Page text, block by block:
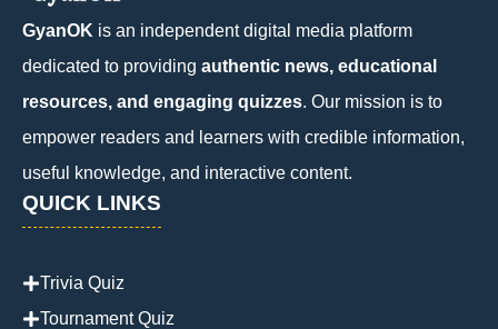
GyanOK is an independent digital media platform
dedicated to providing authentic news, educational
resources, and engaging quizzes. Our mission is to
empower readers and learners with credible information,
useful knowledge, and interactive content.
QUICK LINKS
Trivia Quiz
Tournament Quiz